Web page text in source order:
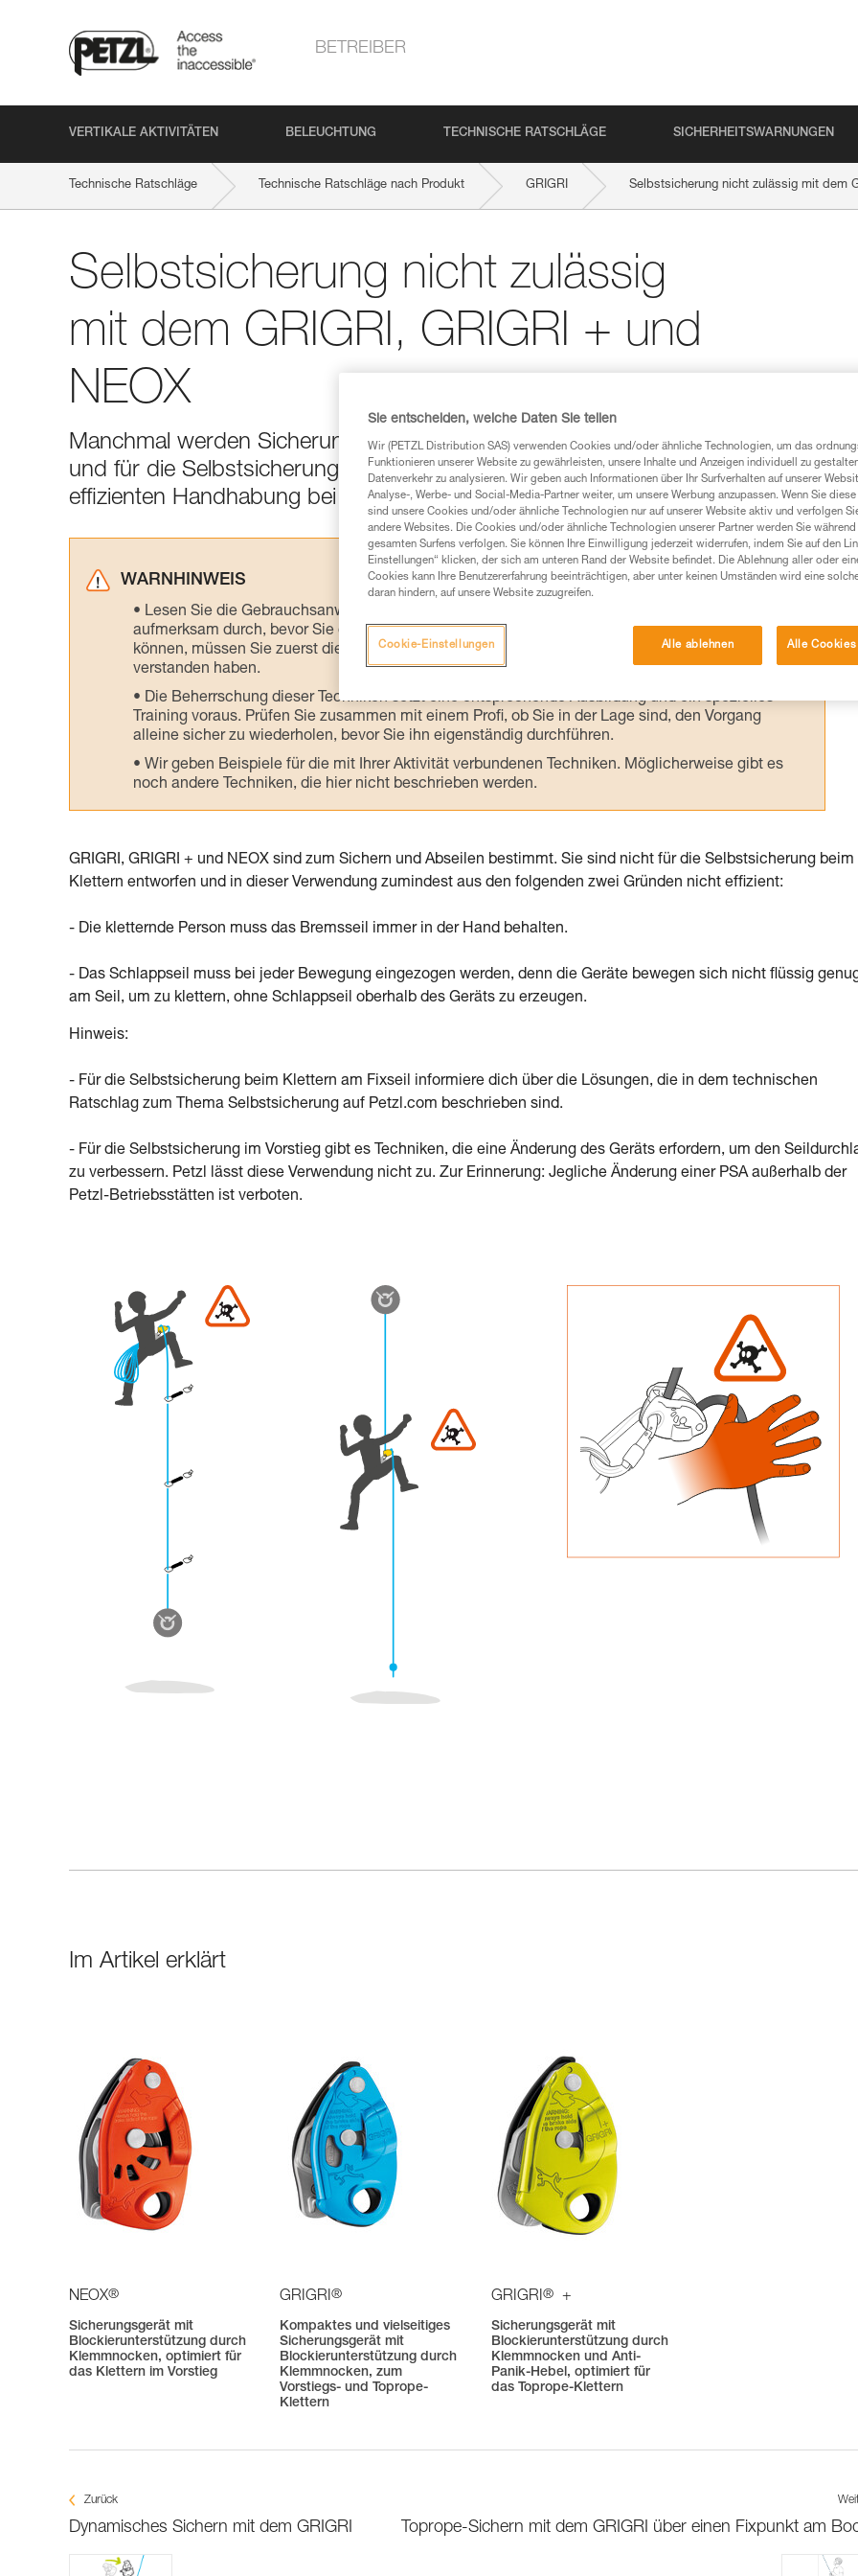
BETREIBER
VERTIKALE AKTIVITÄTEN BELEUCHTUNG TECHNISCHE RATSCHLÄGE SICHERHEITSWARNUNGEN
Technische Ratschläge Technische Ratschläge nach Produkt GRIGRI Selbstsicherung nicht zulässig mit dem
Selbstsicherung nicht zulässig
mit dem GRIGRI, GRIGRI + und
NEOX
Manchmal werden Sicherungsgeräte mit Blockierunterstützung
und für die Selbstsicherung am Fixseil beim Klettern verwendet, trotz einer
effizienten Handhabung bei dieser Verwendung.
WARNHINWEIS
Lesen Sie die Gebrauchsanweisungen der Produkte, um die es in diesem Tech Tipp geht,
aufmerksam durch, bevor Sie diesen zu Rate ziehen. Um diese Zusatzinformationen verstehen zu
können, müssen Sie zuerst die in der Gebrauchsanweisung enthaltenen Informationen richtig
verstanden haben.
Die Beherrschung dieser Techniken setzt eine entsprechende Ausbildung und ein spezielles
Training voraus. Prüfen Sie zusammen mit einem Profi, ob Sie in der Lage sind, den Vorgang
alleine sicher zu wiederholen, bevor Sie ihn eigenständig durchführen.
Wir geben Beispiele für die mit Ihrer Aktivität verbundenen Techniken. Möglicherweise gibt es
noch andere Techniken, die hier nicht beschrieben werden.
GRIGRI, GRIGRI + und NEOX sind zum Sichern und Abseilen bestimmt. Sie sind nicht für die Selbstsicherung beim
Klettern entworfen und in dieser Verwendung zumindest aus den folgenden zwei Gründen nicht effizient:
- Die kletternde Person muss das Bremsseil immer in der Hand behalten.
- Das Schlappseil muss bei jeder Bewegung eingezogen werden, denn die Geräte bewegen sich nicht flüssig
am Seil, um zu klettern, ohne Schlappseil oberhalb des Geräts zu erzeugen.
Hinweis:
- Für die Selbstsicherung beim Klettern am Fixseil informiere dich über die Lösungen, die in dem technischen
Ratschlag zum Thema Selbstsicherung auf Petzl.com beschrieben sind.
- Für die Selbstsicherung im Vorstieg gibt es Techniken, die eine Änderung des Geräts erfordern, um den
zu verbessern. Petzl lässt diese Verwendung nicht zu. Zur Erinnerung: Jegliche Änderung einer PSA außerhalb der
Petzl-Betriebsstätten ist verboten.
Im Artikel erklärt
NEOX®
Sicherungsgerät mit
Blockierunterstützung durch
Klemmnocken, optimiert für
das Klettern im Vorstieg
GRIGRI®
Kompaktes und vielseitiges
Sicherungsgerät mit
Blockierunterstützung durch
Klemmnocken, zum
Vorstiegs- und Toprope-
Klettern
GRIGRI® +
Sicherungsgerät mit
Blockierunterstützung durch
Klemmnocken und Anti-
Panik-Hebel, optimiert für
das Toprope-Klettern
Zurück
Dynamisches Sichern mit dem GRIGRI Toprope-Sichern mit dem GRIGRI über einen Fixpunkt am
Sie entscheiden, welche Daten Sie teilen
Wir (PETZL Distribution SAS) verwenden Cookies und/oder ähnliche Technologien, um das
Funktionieren unserer Website zu gewährleisten, unsere Inhalte und Anzeigen individuell zu
Datenverkehr zu analysieren. Wir geben auch Informationen über Ihr Surfverhalten auf unserer
Analyse-, Werbe- und Social-Media-Partner weiter, um unsere Werbung anzupassen. Wenn Sie
sind unsere Cookies und/oder ähnliche Technologien nur auf unserer Website aktiv und verfolgen
andere Websites. Die Cookies und/oder ähnliche Technologien unserer Partner werden Sie während
gesamten Surfens verfolgen. Sie können Ihre Einwilligung jederzeit widerrufen, indem Sie auf den
Einstellungen“ klicken, der sich am unteren Rand der Website befindet. Die Ablehnung aller oder
Cookies kann Ihre Benutzererfahrung beeinträchtigen, aber unter keinen Umständen wird eine
daran hindern, auf unsere Website zuzugreifen.
Alle ablehnen Alle Cookies
Cookie-Einstellungen